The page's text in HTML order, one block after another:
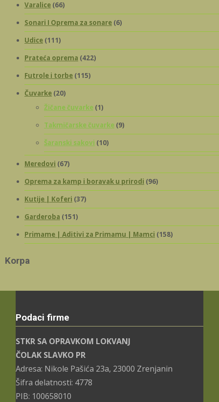
1.675,00 рсд
Varalice (66)
Sonari I Oprema za sonare (6)
Udice (111)
Prateća oprema (422)
Futrole i torbe (115)
Čuvarke (20)
Žičane čuvarke (1)
Takmičarske čuvarke (9)
Šaranski sakovi (10)
Meredovi (67)
Oprema za kamp i boravak u prirodi (96)
Kutije | Koferi (37)
Garderoba (151)
Primame | Aditivi za Primamu | Mamci (158)
Korpa
Podaci firme
STKR SA OPRAVKOM LOKVANJ
ČOLAK SLAVKO PR
Adresa: Nikole Pašića 23a, 23000 Zrenjanin
Šifra delatnosti: 4778
PIB: 100658010